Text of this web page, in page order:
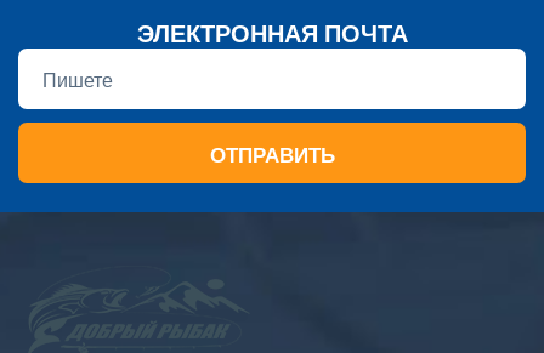
ЭЛЕКТРОННАЯ ПОЧТА
ОТПРАВИТЬ